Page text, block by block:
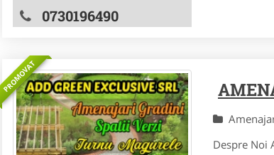
0730196490
PROMOVAT
Despre Noi